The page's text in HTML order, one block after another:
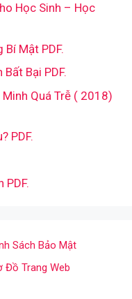
Học Sinh – Học
Mật PDF.
Bại PDF.
Quá Trễ ( 2018)
PDF.
PDF.
Sách Bảo Mật
Đồ Trang Web